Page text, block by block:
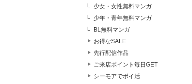
少女・女性無料マンガ
少年・青年無料マンガ
BL無料マンガ
お得なSALE
先行配信作品
ご来店ポイント毎日GET
シーモアでポイ活